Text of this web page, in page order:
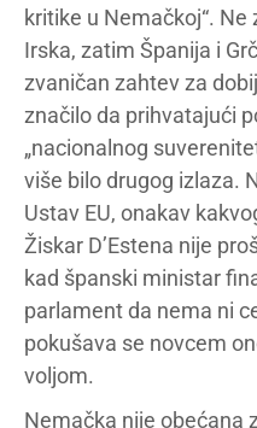
kritike u Nemačkoj“.
Irska, zatim Španija i
zvaničan zahtev za
značilo da prihvatajući
„nacionalnog
više bilo drugog izlaza.
Ustav EU, onakav
Žiskar D’Estena nije
kad španski ministar
parlament da nema ni
pokušava se novcem
voljom.
Nemačka nije obećana